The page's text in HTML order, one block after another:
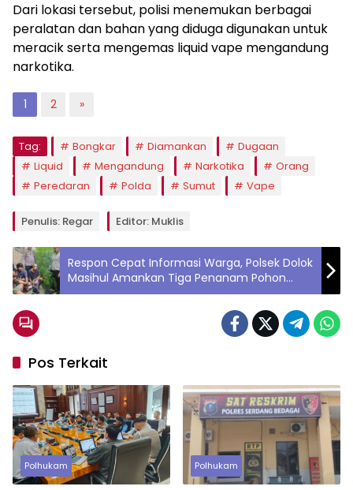
Dari lokasi tersebut, polisi menemukan berbagai
peralatan dan bahan yang diduga digunakan untuk
meracik serta mengemas liquid vape mengandung
narkotika.
1 2 »
Tag: Bongkar Diamankan
Dugaan
Liquid
Mengandung Narkotika
Orang
Peredaran
Polda Sumut Vape
Penulis: Regar Editor: Muklis
Respon Cepat Informasi Warga, Polsek Dolok
Masihul Amankan Tiga Penanam Pohon
Ganja
Pos Terkait
Polhukam Polhukam